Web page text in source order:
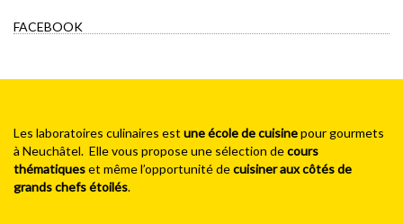
FACEBOOK
Les laboratoires culinaires est une école de cuisinepour gourmets
à Neuchâtel. Elle vous propose une sélection decours
thématiqueset même l’opportunité decuisiner aux côtés de
grands chefs étoilés.